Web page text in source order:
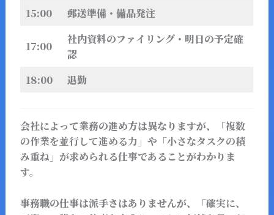
15:00
郵送準備・備品発注
17:00
社内資料のファイリング・明日の予定確
認
18:00
退勤
会社によって業務の進め方は異なりますが、
「複数
の作業を並行して進める力」 や 「小さなタスクの積
み重ね」が求められる仕事であることがわかりま
す。
事務職の仕事は派手さはありませんが、
「確実に、